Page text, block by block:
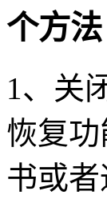
个方法
1、关
恢复
书或